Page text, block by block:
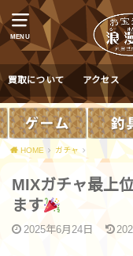
MENU
買取について アクセス
HOME ガチャ
MIXガチャ最上
ます
2025年6月24日